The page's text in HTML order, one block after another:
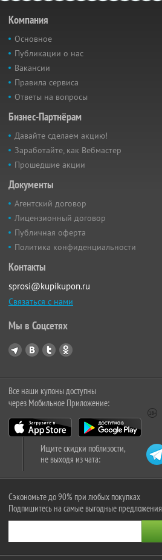
Компания
Основное
Публикации о нас
Вакансии
Правила сервиса
Ответы на вопросы
Бизнес-Партнёрам
Давайте сделаем акцию!
Заработайте, как Вебмастер
Прошедшие акции
Документы
Агентский договор
Лицензионный договор
Публичная оферта
Политика конфиденциальности
Контакты
sprosi@kupikupon.ru
Связаться с нами
Мы в Соцсетях
Все наши купоны доступны
через Мобильное Приложение:
Ищите скидки поблизости,
не выходя из чата:
Сэкономьте до 90% при любых покупках
Подпишитесь на самые выгодные предложения